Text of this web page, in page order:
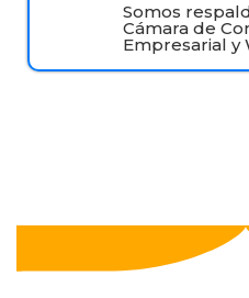
Somos
Cámara de
Empresarial y